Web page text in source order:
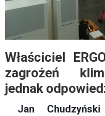
Właściciel
zagrożeń
jednak
Jan